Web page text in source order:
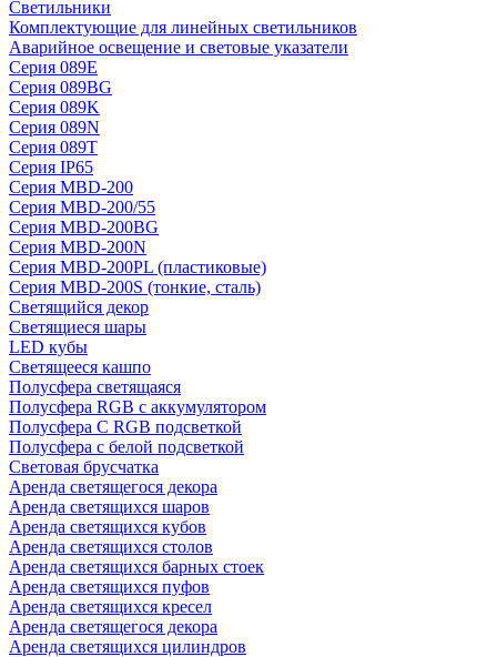
Светильники
Комплектующие для линейных светильников
Аварийное освещение и световые указатели
Серия 089E
Серия 089BG
Серия 089K
Серия 089N
Серия 089T
Серия IP65
Серия MBD-200
Серия MBD-200/55
Серия MBD-200BG
Серия MBD-200N
Серия MBD-200PL (пластиковые)
Серия MBD-200S (тонкие, сталь)
Светящийся декор
Светящиеся шары
LED кубы
Светящееся кашпо
Полусфера светящаяся
Полусфера RGB с аккумулятором
Полусфера С RGB подсветкой
Полусфера с белой подсветкой
Световая брусчатка
Аренда светящегося декора
Аренда светящихся шаров
Аренда светящихся кубов
Аренда светящихся столов
Аренда светящихся барных стоек
Аренда светящихся пуфов
Аренда светящихся кресел
Аренда светящегося декора
Аренда светящихся цилиндров